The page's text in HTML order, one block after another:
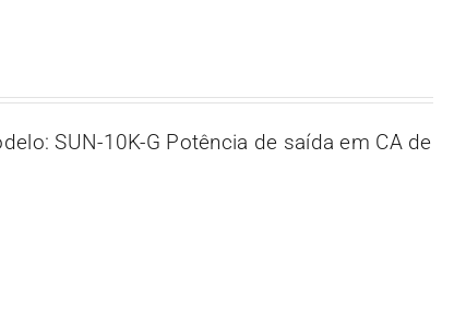
SUN-10K-G Potência de saída em CA de